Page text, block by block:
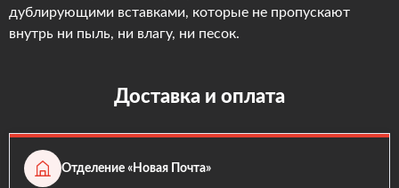
дублирующими вставками, которые не пропускают
внутрь ни пыль, ни влагу, ни песок.
Доставка и оплата
Отделение «Новая Почта»